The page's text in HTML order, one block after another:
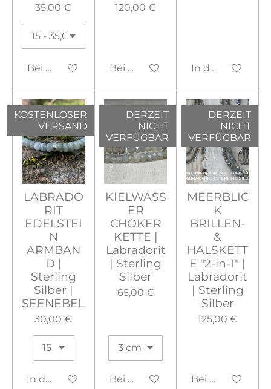
35,00 €
Bei Verfügbarkeit benachrichtigen
120,00 €
Bei VerfügbarkeitIn den
KOSTENLOSER
VERSAND
LABRADO
RIT
EDELSTEI
N
ARMBAN
D |
Sterling
Silber |
SEENEBEL
30,00 €
In den Warenkorb
DERZEIT
NICHT
VERFÜGBAR
KIELWASS
ER
CHOKER
KETTE |
Labradorit
| Sterling
Silber
65,00 €
Bei Verfügbarkeit
DERZEIT
NICHT
VERFÜGBAR
MEERBLIC
K
BRILLEN-
&
HALSKETT
E "2-in-1" |
Labradorit
| Sterling
Silber
125,00 €
Bei